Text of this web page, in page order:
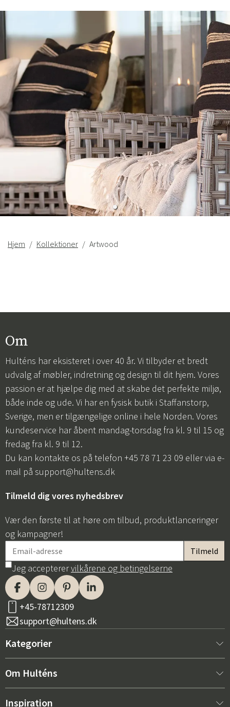
Sverige
Danmark
Norge
Suomi
Hjem Kollektioner Artwood
Om
Hulténs har eksisteret i over 40 år. Vi tilbyder et bredt
udvalg af møbler, indretning og design til dit hjem. Vores
passion er at hjælpe dig med at skabe det perfekte miljø,
både inde og ude. Vi har en fysisk butik i Staffanstorp,
Sverige, men er tilgængelige online i hele Norden. Vores
kundeservice har åbent mandag-torsdag fra kl. 9 til 15 og
fredag fra kl. 9 til 12.
Du kan kontakte os på telefon +45 78 71 23 09 eller via e-
mail på support@hultens.dk
Tilmeld dig vores nyhedsbrev
Vær den første til at høre om tilbud, produktlanceringer
og kampagner!
Jeg accepterervilkårene og betingelserne
+45-78712309
support@hultens.dk
Kategorier
Nyt hos os
Om Hulténs
Om Hulténs
Inspiration